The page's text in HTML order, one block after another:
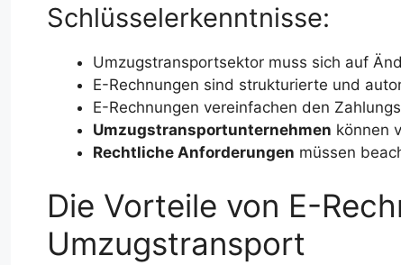
Schlüsselerkenntnisse:
Umzugstransportsektor muss sich auf
E-Rechnungen sind strukturierte und
E-Rechnungen vereinfachen den
Umzugstransportunternehmen können
Rechtliche Anforderungen müssen
Die Vorteile von E-
Umzugstransport